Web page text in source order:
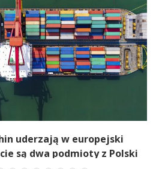
uderzają w europejski
są dwa podmioty z Polski